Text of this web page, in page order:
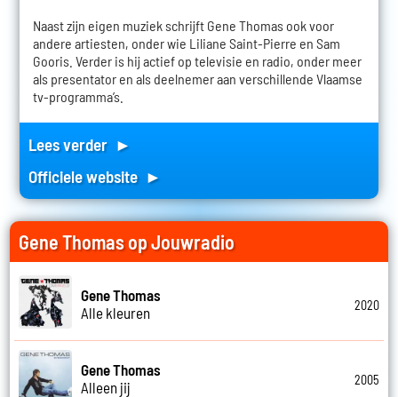
Naast zijn eigen muziek schrijft Gene Thomas ook voor
andere artiesten, onder wie Liliane Saint-Pierre en Sam
Gooris. Verder is hij actief op televisie en radio, onder meer
als presentator en als deelnemer aan verschillende Vlaamse
tv-programma’s.
Lees verder ►
Officiele website ►
Gene Thomas op Jouwradio
Gene Thomas
Alle kleuren
2020
Gene Thomas
Alleen jij
2005